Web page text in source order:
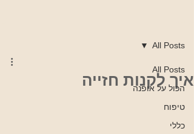
All Posts
הכול על אופנה
טיפוח
כללי
All Posts
איך לקנות חזייה